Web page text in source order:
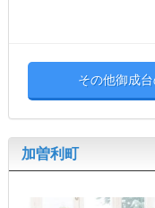
その他御成
加曽利町